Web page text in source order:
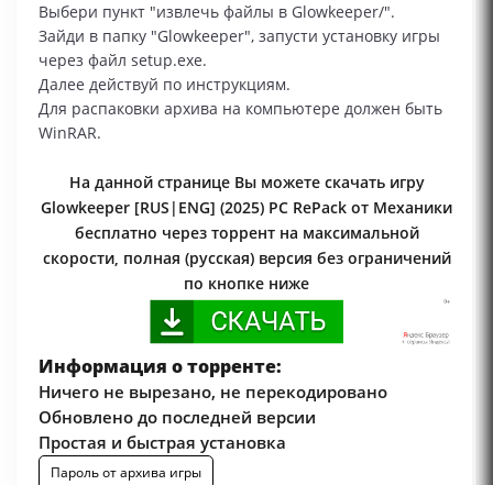
Выбери пункт "извлечь файлы в Glowkeeper/".
Зайди в папку "Glowkeeper", запусти установку игры
через файл setup.exe.
Далее действуй по инструкциям.
Для распаковки архива на компьютере должен быть
WinRAR.
На данной странице Вы можете скачать игру
Glowkeeper [RUS|ENG] (2025) PC RePack от Механики
бесплатно через торрент на максимальной
скорости, полная (русская) версия без ограничений
по кнопке ниже
Информация о торренте:
Ничего не вырезано, не перекодировано
Обновлено до последней версии
Простая и быстрая установка
Пароль от архива игры